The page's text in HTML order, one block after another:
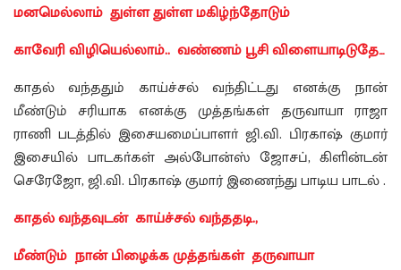
மனமெல்லாம் துள்ள துள்ள மகிழ்ந்தோடும்
காவேரி விழியெல்லாம்.. வண்ணம் பூசி விளையாடிடுதே…
காதல் வந்ததும் காய்ச்சல் வந்திட்டது எனக்கு நான்
மீண்டும் சரியாக எனக்கு முத்தங்கள் தருவாயா ராஜா
ராணி படத்தில் இசையமைப்பாளா் ஜி.வி. பிரகாஷ் குமார்
இசையில் பாடகா்கள் அல்போன்ஸ் ஜோசப், கிளின்டன்
செரேஜோ, ஜி.வி. பிரகாஷ் குமார் இணைந்து பாடிய பாடல் .
காதல் வந்தவுடன் காய்ச்சல் வந்ததடி.,
மீண்டும் நான் பிழைக்க முத்தங்கள் தருவாயா